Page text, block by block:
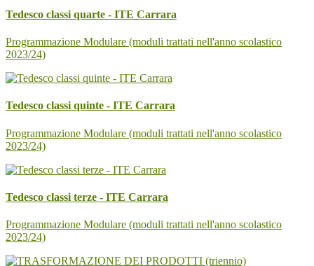
Tedesco classi quarte - ITE Carrara
Programmazione Modulare (moduli trattati nell'anno scolastico
2023/24)
Tedesco classi quinte - ITE Carrara
Programmazione Modulare (moduli trattati nell'anno scolastico
2023/24)
Tedesco classi terze - ITE Carrara
Programmazione Modulare (moduli trattati nell'anno scolastico
2023/24)